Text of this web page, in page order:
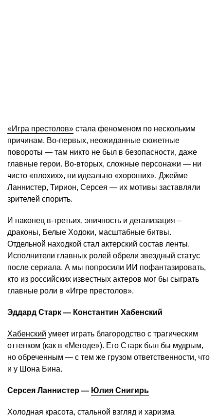
«Игра престолов» стала феноменом по нескольким
причинам. Во-первых, неожиданные сюжетные
повороты — там никто не был в безопасности, даже
главные герои. Во-вторых, сложные персонажи — ни
чисто «плохих», ни идеально «хороших». Джейме
Ланнистер, Тирион, Серсея — их мотивы заставляли
зрителей спорить.
И наконец в-третьих, эпичность и детализация –
драконы, Белые Ходоки, масштабные битвы.
Отдельной находкой стал актерский состав ленты.
Исполнители главных ролей обрели звездный статус
после сериала. А мы попросили ИИ пофантазировать,
кто из российских известных актеров мог бы сыграть
главные роли в «Игре престолов».
Эддард Старк — Константин Хабенский
Хабенский умеет играть благородство с трагическим
оттенком (как в «Методе»). Его Старк был бы мудрым,
но обреченным — с тем же грузом ответственности, что
и у Шона Бина.
Серсея Ланнистер — Юлия Снигирь
Холодная красота, стальной взгляд и харизма